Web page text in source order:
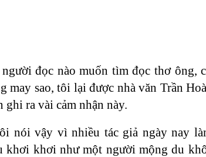
đọc nào muốn tìm đọc thơ ông,
may sao, tôi lại được nhà văn Trần
ra vài cảm nhận này.
nói vậy vì nhiều tác giả ngày nay
khơi khơi như một người mộng du